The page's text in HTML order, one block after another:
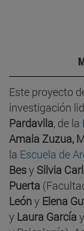
Este proyecto
investigación
Pardavila, de la
Amaia Zuzua,
la Escuela de
Besy Silvia
Puerta
Leóny Elena
y Laura Garcíay